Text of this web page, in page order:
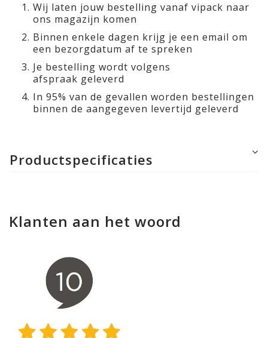
Wij laten jouw bestelling vanaf vipack naar
ons magazijn komen
Binnen enkele dagen krijg je een email om
een bezorgdatum af te spreken
Je bestelling wordt volgens
afspraak geleverd
In 95% van de gevallen worden bestellingen
binnen de aangegeven levertijd geleverd
Productspecificaties
Klanten aan het woord